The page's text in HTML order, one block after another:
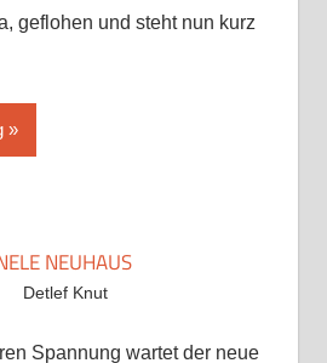
geflohen und steht nun kurz
NEUHAUS
Detlef Knut
Spannung wartet der neue